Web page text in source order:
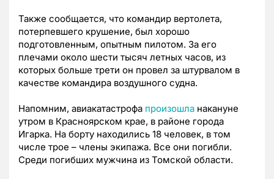
Также сообщается, что командир вертолета,
потерпевшего крушение, был хорошо
подготовленным, опытным пилотом. За его
плечами около шести тысяч летных часов, из
которых больше трети он провел за штурвалом в
качестве командира воздушного судна.
Напомним, авиакатастрофа произошла накануне
утром в Красноярском крае, в районе города
Игарка. На борту находились 18 человек, в том
числе трое – члены экипажа. Все они погибли.
Среди погибших мужчина из Томской области.